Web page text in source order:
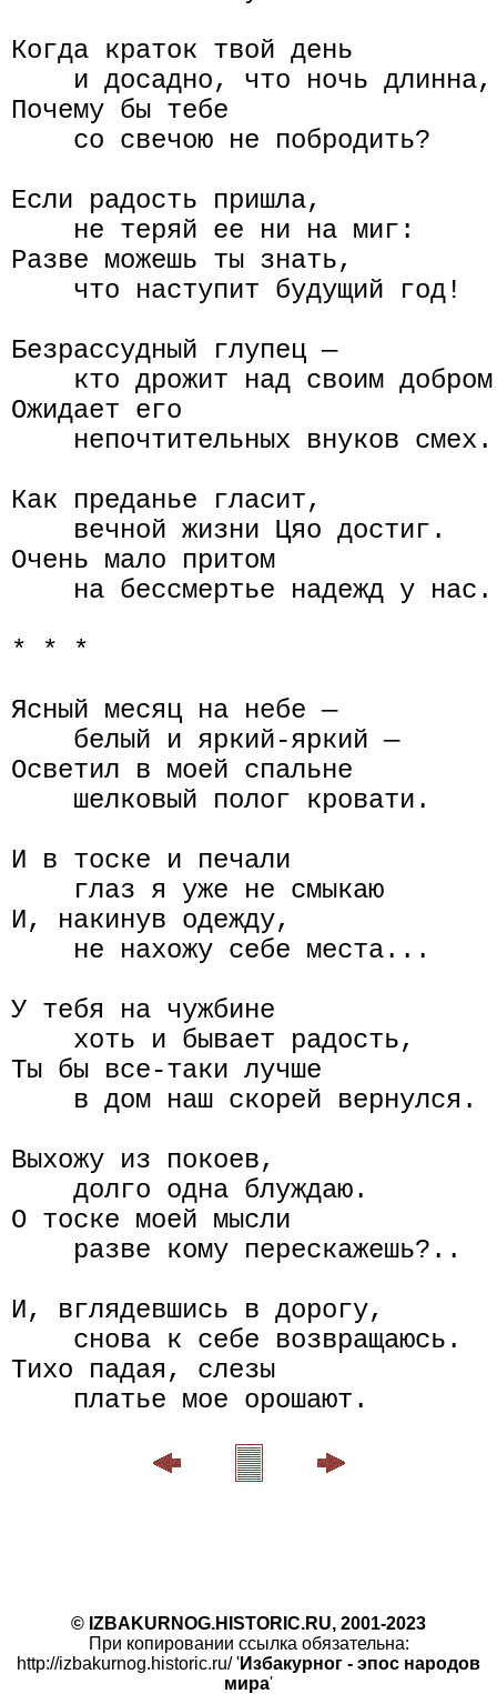
Когда краток твой день
    и досадно, что ночь длинна,
Почему бы тебе
    со свечою не побродить?
Если радость пришла,
    не теряй ее ни на миг:
Разве можешь ты знать,
    что наступит будущий год!
Безрассудный глупец —
кто дрожит над своим
Ожидает его
    непочтительных внуков смех.
Как преданье гласит,
    вечной жизни Цяо достиг.
Очень мало притом
    на бессмертье надежд у нас.
* * *
Ясный месяц на небе —
    белый и яркий-яркий —
Осветил в моей спальне
    шелковый полог кровати.
И в тоске и печали
    глаз я уже не смыкаю
И, накинув одежду,
    не нахожу себе места...
У тебя на чужбине
    хоть и бывает радость,
Ты бы все-таки лучше
    в дом наш скорей вернулся.
Выхожу из покоев,
    долго одна блуждаю.
О тоске моей мысли
    разве кому перескажешь?..
И, вглядевшись в дорогу,
    снова к себе возвращаюсь.
Тихо падая, слезы
© IZBAKURNOG.HISTORIC.RU, 2001-2023
При копировании ссылка обязательна:
http://izbakurnog.historic.ru/ 'Избакурног - эпос народов
мира'